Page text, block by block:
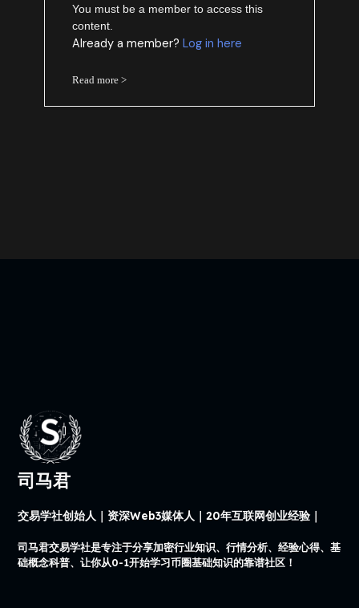
You must be a member to access this
content.
Already a member?Log in here
Read more >
司马君
交易学社创始人｜资深Web3媒体人｜20年互联网创业经验｜
司马君交易学社是专注于分享加密行业知识、行情分析、经验心得、基
础概念科普、让你从0-1开始学习币圈基础知识的靠谱社区！